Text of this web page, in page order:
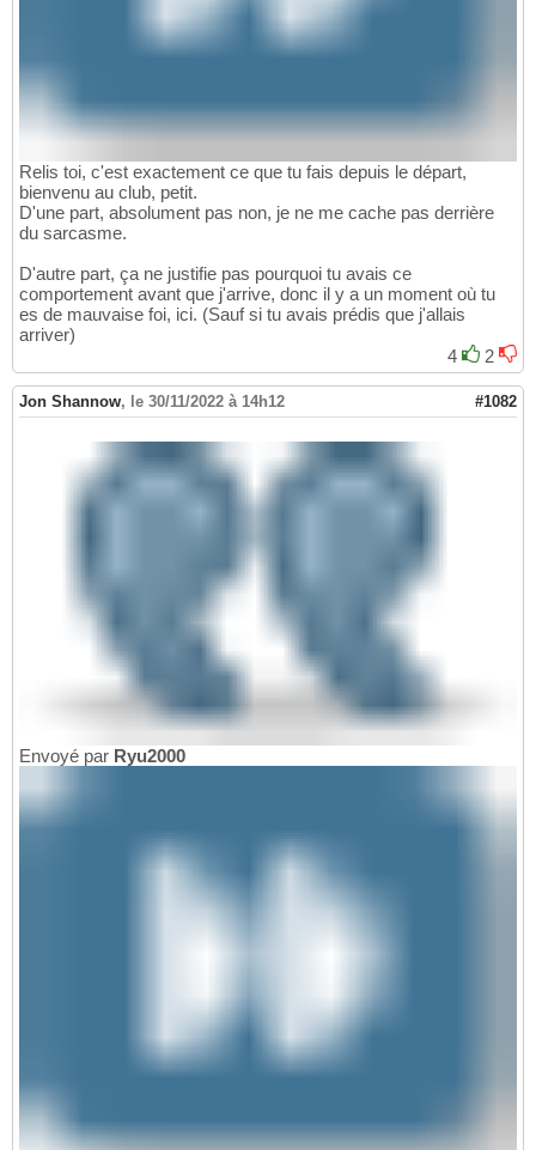
Relis toi, c'est exactement ce que tu fais depuis le départ,
bienvenu au club, petit.
D'une part, absolument pas non, je ne me cache pas derrière
du sarcasme.
D'autre part, ça ne justifie pas pourquoi tu avais ce
comportement avant que j'arrive, donc il y a un moment où tu
es de mauvaise foi, ici. (Sauf si tu avais prédis que j'allais
arriver)
4
2
Jon Shannow, le 30/11/2022 à 14h12 #1082
Envoyé par Ryu2000